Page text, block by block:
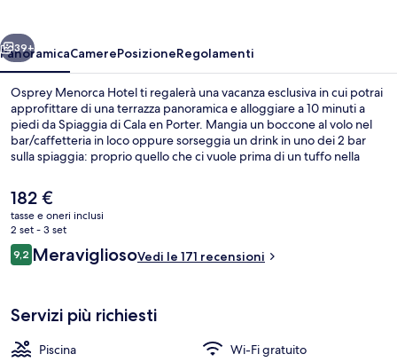
Avanti
39+
PanoramicaCamerePosizioneRegolamenti
Osprey Menorca Hotel ti regalerà una vacanza esclusiva in cui potrai
approfittare di una terrazza panoramica e alloggiare a 10 minuti a
piedi da Spiaggia di Cala en Porter. Mangia un boccone al volo nel
bar/caffetteria in loco oppure sorseggia un drink in uno dei 2 bar
sulla spiaggia: proprio quello che ci vuole prima di un tuffo nella
personale gentile della struttura.
Il
prezzo
attuale
è
182 €
182 €
tasse e oneri inclusi
2 set - 3 set
Recensioni
9,29,2 su 10
MeravigliosoVedi le 171 recensioni
Servizi più richiesti
Piscina
Wi-Fi gratuito